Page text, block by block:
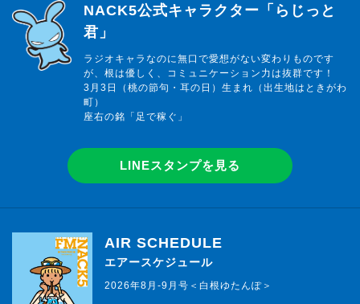
らじっと君
NACK5公式キャラクター「らじっと
君」
ラジオキャラなのに無口で愛想がない変わりものです
が、根は優しく、コミュニケーション力は抜群です！
3月3日（桃の節句・耳の日）生まれ（出生地はときがわ
町）
座右の銘「足で稼ぐ」
LINEスタンプを見る
AIR SCHEDULE
エアースケジュール
2026年8月-9月号＜白根ゆたんぽ＞